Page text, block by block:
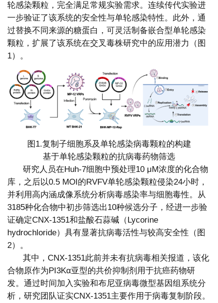
轮感染颗粒，完全满足常规实验需求。连续传代实验进
一步验证了该系统的安全性与单轮感染特性。此外，通
过替换不同来源的糖蛋白，可灵活制备嵌合型单轮感染
颗粒，扩展了该系统在交叉毒株研究中的应用潜力（图
1）。
图1.复制子细胞系及单轮感染病毒颗粒的构建
基于单轮感染颗粒的抗病毒药物筛选
研究人员在Huh-7细胞中预处理10 μM浓度的化合物
库，之后以0.5 MOI的RVFV单轮感染颗粒侵染24小时，
并利用高内涵成像系统分析病毒感染率与细胞毒性。从
3185种化合物中初步筛选出10种候选分子，经进一步验
证确定CNX-1351和盐酸石蒜碱（Lycorine
hydrochloride）具有显著抗病毒活性与较高安全性（图
2）。
其中，CNX-1351此前并未有抗病毒相关报道，该化
合物原作为PI3Kα亚型的共价抑制剂用于抗癌药物研
发。通过时间加入实验和布尼亚病毒微型基因组系统分
析，研究团队证实CNX-1351主要作用于病毒复制阶段。